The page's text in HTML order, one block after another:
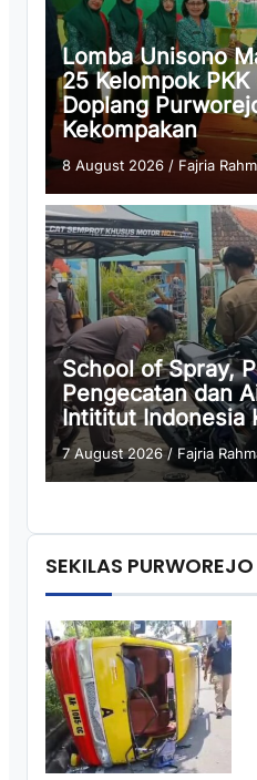
Lomba Unisono
25 Kelompok PKK
Doplang
Kekompakan
8 August 2026 / Fajria
School of Spray,
Pengecatan dan
Intititut Indonesia
7 August 2026/ Fajria
SEKILAS PURWOREJO